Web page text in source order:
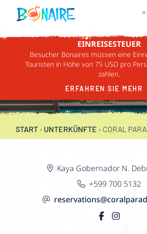
WEITER ZUM INHALT
°
EINREISESTEUER
Besucher Bonaires müssen eine
Touristen in Höhe von 75 USD pro
zahlen.
ERFAHREN SIE MEHR
CORAL
RESORT
START › UNTERKÜNFTE › CORAL
Kaya Gobernador N.
+599 700 5132